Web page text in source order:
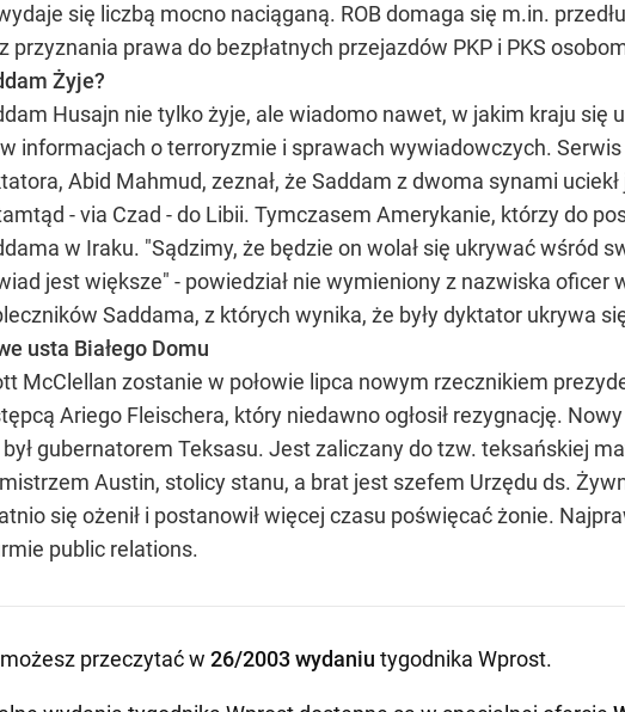
się liczbą mocno naciąganą. ROB domaga się m.in.
przyznania prawa do bezpłatnych przejazdów PKP i PKS
Żyje?
Husajn nie tylko żyje, ale wiadomo nawet, w jakim kraju
informacjach o terroryzmie i sprawach wywiadowczych.
Abid Mahmud, zeznał, że Saddam z dwoma synami
- via Czad - do Libii. Tymczasem Amerykanie, którzy do
w Iraku. "Sądzimy, że będzie on wolał się ukrywać wśród
jest większe" - powiedział nie wymieniony z nazwiska oficer
Saddama, z których wynika, że były dyktator ukrywa
usta Białego Domu
McClellan zostanie w połowie lipca nowym rzecznikiem
Ariego Fleischera, który niedawno ogłosił rezygnację.
gubernatorem Teksasu. Jest zaliczany do tzw. teksańskiej
Austin, stolicy stanu, a brat jest szefem Urzędu ds.
się ożenił i postanowił więcej czasu poświęcać żonie.
public relations.
przeczytać w 26/2003 wydaniu tygodnika Wprost.